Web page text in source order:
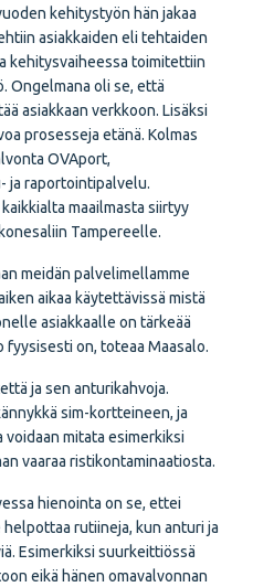
kehitystyön hän jakaa
asiakkaiden eli tehtaiden
kehitysvaiheessa toimitettiin
Ongelmana oli se, että
asiakkaan verkkoon. Lisäksi
prosesseja etänä. Kolmas
OVAport,
ja raportointipalvelu.
maailmasta siirtyy
Tampereelle.
meidän palvelimellamme
aikaa käytettävissä mistä
asiakkaalle on tärkeää
on, toteaa Maasalo.
ja sen anturikahvoja.
sim-kortteineen, ja
mitata esimerkiksi
vaaraa ristikontaminaatiosta.
hienointa on se, ettei
rutiineja, kun anturi ja
Esimerkiksi suurkeittiössä
eikä hänen omavalvonnan